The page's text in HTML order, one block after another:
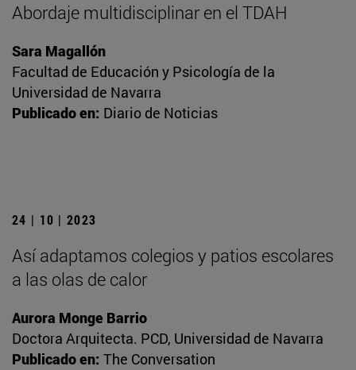
Abordaje multidisciplinar en el TDAH
Sara Magallón
Facultad de Educación y Psicología de la
Universidad de Navarra
Publicado en: Diario de Noticias
24 | 10 | 2023
Así adaptamos colegios y patios escolares
a las olas de calor
Aurora Monge Barrio
Doctora Arquitecta. PCD, Universidad de Navarra
Publicado en: The Conversation